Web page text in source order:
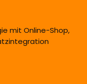
mit Online-Shop,